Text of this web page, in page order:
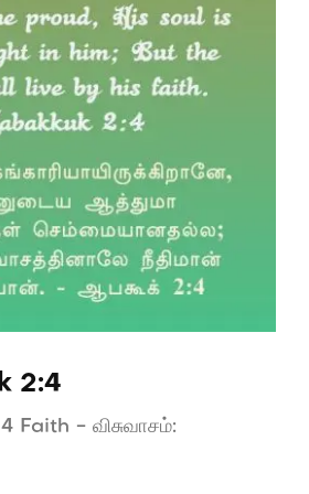
2:4
Faith - விசுவாசம்: